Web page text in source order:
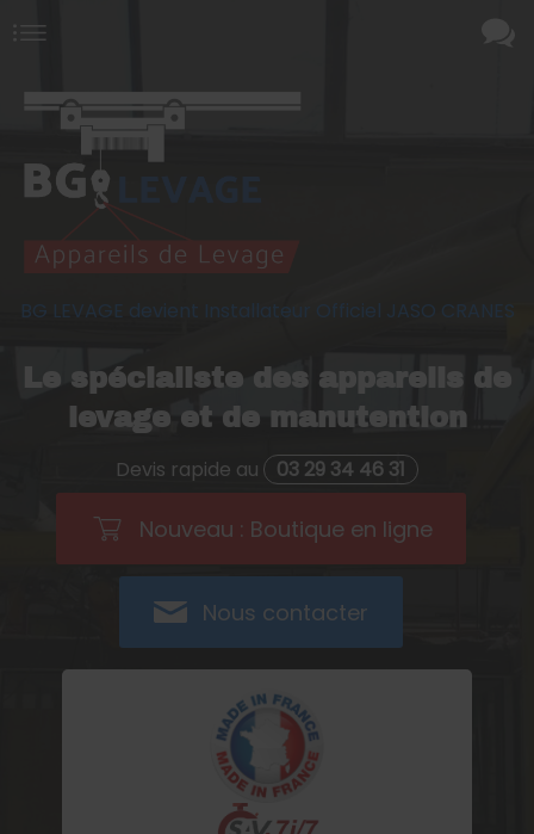
BG LEVAGE devient Installateur Officiel JASO CRANES
Le spécialiste des appareils de
levage et de manutention
Devis rapide au 03 29 34 46 31
Nouveau : Boutique en ligne
Nous contacter